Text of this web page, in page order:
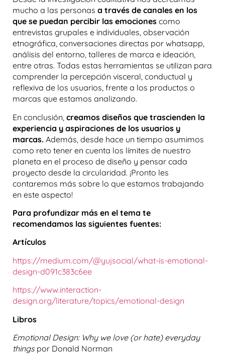
mucho a las personas a través de canales en los
que se puedan percibir las emociones como
entrevistas grupales e individuales, observación
etnográfica, conversaciones directas por whatsapp,
análisis del entorno, talleres de marca e ideación,
entre otras. Todas estas herramientas se utilizan para
comprender la percepción visceral, conductual y
reflexiva de los usuarios, frente a los productos o
marcas que estamos analizando.
En conclusión, creamos diseños que trascienden la
experiencia y aspiraciones de los usuarios y
marcas. Además, desde hace un tiempo asumimos
como reto tener en cuenta los límites de nuestro
planeta en el proceso de diseño y pensar cada
proyecto desde la circularidad. ¡Pronto les
contaremos más sobre lo que estamos trabajando
en este aspecto!
Para profundizar más en el tema te
recomendamos las siguientes fuentes:
Artículos
https://medium.com/@yujsocial/what-is-emotional-
design-d091c383c6ee
https://www.interaction-
design.org/literature/topics/emotional-design
Libros
Emotional Design: Why we love (or hate) everyday
thingspor Donald Norman